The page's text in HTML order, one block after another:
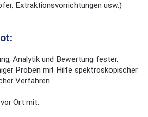
Extraktionsvorrichtungen usw.)
Analytik und Bewertung fester,
Proben mit Hilfe spektroskopischer
Verfahren
Ort mit: